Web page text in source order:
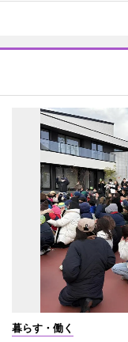
暮らす・働く